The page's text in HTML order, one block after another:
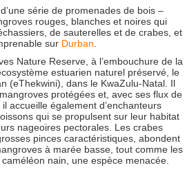
série de promenades de bois –
rouges, blanches et noires qui
de sauterelles et de crabes, et
sur Durban
Nature Reserve, à l’embouchure de la
estuarien naturel préservé, le
(eThekwini), dans le KwaZulu-Natal. Il
protégées et, avec ses flux de
accueille également d’enchanteurs
qui se propulsent sur leur habitat
nageoires pectorales. Les crabes
pinces caractéristiques, abondent
à marée basse, tout comme les
nain, une espèce menacée.